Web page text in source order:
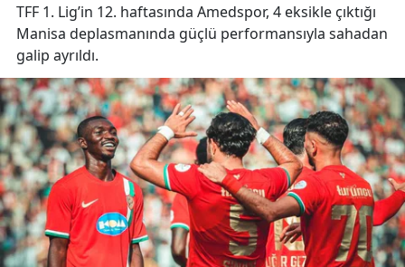
TFF 1. Lig’in 12. haftasında Amedspor, 4 eksikle çıktığı
Manisa deplasmanında güçlü performansıyla sahadan
galip ayrıldı.